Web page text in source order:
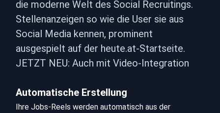
die moderne Welt des Social Recruitings.
Stellenanzeigen so wie die User sie aus
Social Media kennen, prominent
ausgespielt auf der heute.at-Startseite.
JETZT NEU: Auch mit Video-Integration
Automatische Erstellung
Ihre Jobs-Reels werden automatisch aus der